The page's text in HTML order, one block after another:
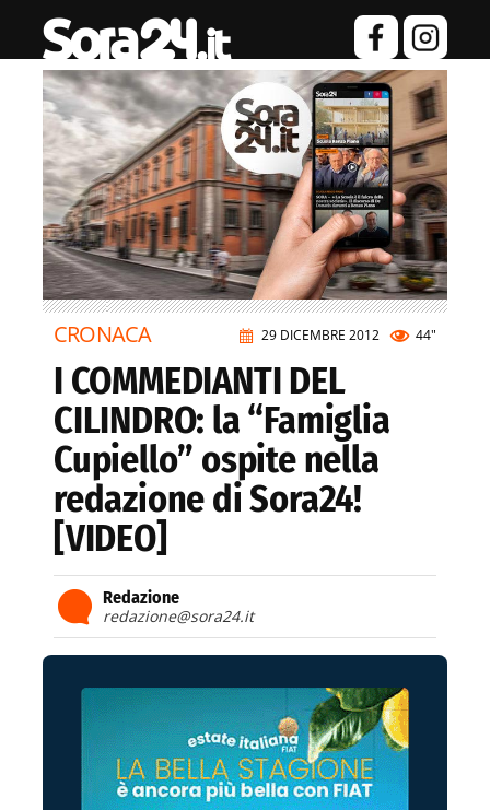
29 DICEMBRE 2012 44"
CRONACA
I COMMEDIANTI DEL
CILINDRO: la “Famiglia
Cupiello” ospite nella
redazione di Sora24!
[VIDEO]
Redazione
redazione@sora24.it